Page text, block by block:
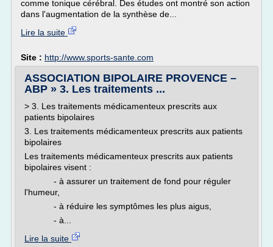
comme tonique cérébral. Des études ont montré son action
dans l'augmentation de la synthèse de...
Lire la suite
Site : http://www.sports-sante.com
ASSOCIATION BIPOLAIRE PROVENCE –
ABP » 3. Les traitements ...
> 3. Les traitements médicamenteux prescrits aux
patients bipolaires
3. Les traitements médicamenteux prescrits aux patients
bipolaires
Les traitements médicamenteux prescrits aux patients
bipolaires visent :
- à assurer un traitement de fond pour réguler
l'humeur,
- à réduire les symptômes les plus aigus,
- à...
Lire la suite